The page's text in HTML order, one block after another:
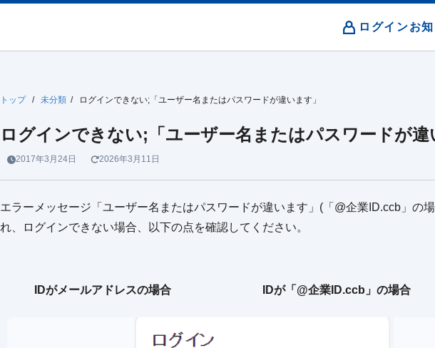
ログインお
トップ / 未分類 / ログインできない;「ユーザー名またはパスワードが違います」
ログインできない;「ユーザー名またはパスワードが違
2017年3月24日 2026年3月11日
エラーメッセージ「ユーザー名またはパスワードが違います」(「@企業ID.ccb」の
れ、ログインできない場合、以下の点を確認してください。
IDがメールアドレスの場合 IDが「@企業ID.ccb」の場合